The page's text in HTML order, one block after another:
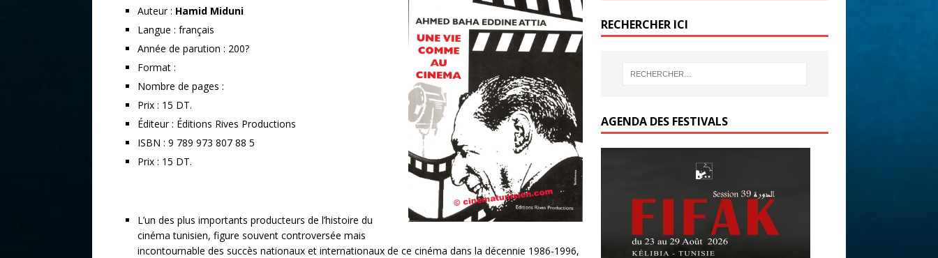
Auteur : Hamid Miduni
Langue : français
Année de parution : 200?
Format :
Nombre de pages :
Prix : 15 DT.
Éditeur : Éditions Rives Productions
ISBN : 9 789 973 807 88 5
Prix : 15 DT.
L’un des plus importants producteurs de l’histoire du
cinéma tunisien, figure souvent controversée mais
incontournable des succès nationaux et internationaux de ce cinéma dans la décennie 1986-1996,
b
o
o
er
er
RECHERCHER ICI
AGENDA DES FESTIVALS